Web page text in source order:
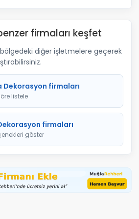
firmaları keşfet
diğer işletmelere geçerek
Dekorasyon firmaları
listele
firmaları
göster